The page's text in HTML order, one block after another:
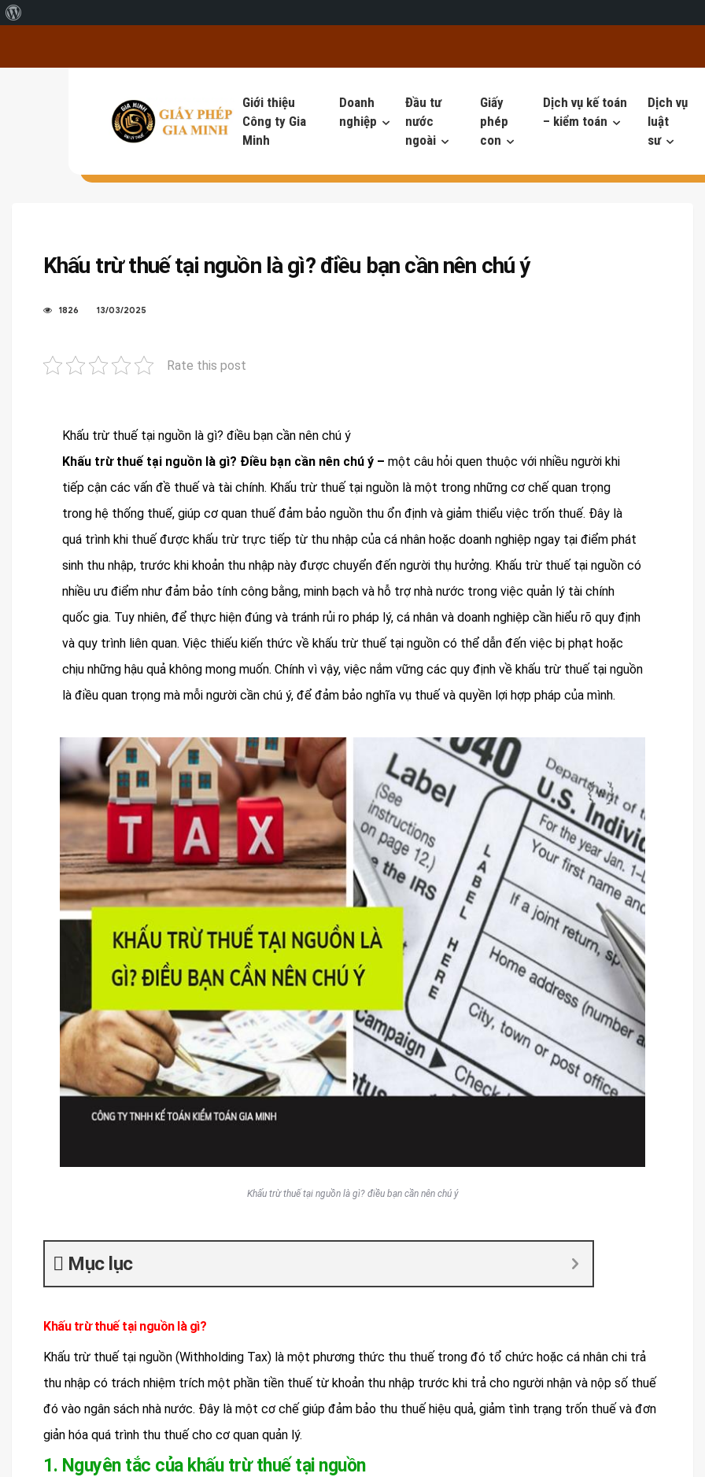
Giới thiệu
Công ty Gia
Minh
Doanh
nghiệp
Đầu tư
nước
ngoài
Giấy
phép
con
Dịch vụ kế toán
– kiểm toán
Dịch vụ
luật
sư
Khấu trừ thuế tại nguồn là gì? điều bạn cần nên chú ý
1826 13/03/2025
Rate this post
Khấu trừ thuế tại nguồn là gì? điều bạn cần nên chú ý
Khấu trừ thuế tại nguồn là gì? Điều bạn cần nên chú ý – một câu hỏi quen thuộc với nhiều người khi
tiếp cận các vấn đề thuế và tài chính. Khấu trừ thuế tại nguồn là một trong những cơ chế quan trọng
trong hệ thống thuế, giúp cơ quan thuế đảm bảo nguồn thu ổn định và giảm thiểu việc trốn thuế. Đây là
quá trình khi thuế được khấu trừ trực tiếp từ thu nhập của cá nhân hoặc doanh nghiệp ngay tại điểm phát
sinh thu nhập, trước khi khoản thu nhập này được chuyển đến người thụ hưởng. Khấu trừ thuế tại nguồn có
nhiều ưu điểm như đảm bảo tính công bằng, minh bạch và hỗ trợ nhà nước trong việc quản lý tài chính
quốc gia. Tuy nhiên, để thực hiện đúng và tránh rủi ro pháp lý, cá nhân và doanh nghiệp cần hiểu rõ quy định
và quy trình liên quan. Việc thiếu kiến thức về khấu trừ thuế tại nguồn có thể dẫn đến việc bị phạt hoặc
chịu những hậu quả không mong muốn. Chính vì vậy, việc nắm vững các quy định về khấu trừ thuế tại nguồn
là điều quan trọng mà mỗi người cần chú ý, để đảm bảo nghĩa vụ thuế và quyền lợi hợp pháp của mình.
Khấu trừ thuế tại nguồn là gì? điều bạn cần nên chú ý
Mục lục
Khấu trừ thuế tại nguồn là gì?
Khấu trừ thuế tại nguồn (Withholding Tax) là một phương thức thu thuế trong đó tổ chức hoặc cá nhân chi trả
thu nhập có trách nhiệm trích một phần tiền thuế từ khoản thu nhập trước khi trả cho người nhận và nộp số thuế
đó vào ngân sách nhà nước. Đây là một cơ chế giúp đảm bảo thu thuế hiệu quả, giảm tình trạng trốn thuế và đơn
giản hóa quá trình thu thuế cho cơ quan quản lý.
1. Nguyên tắc của khấu trừ thuế tại nguồn